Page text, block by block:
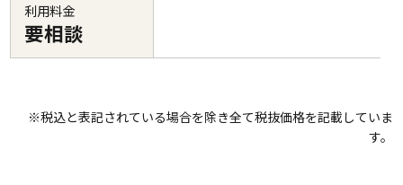
利用料金
要相談
※税込と表記されている場合を除き全て税抜価格を記載していま
す。